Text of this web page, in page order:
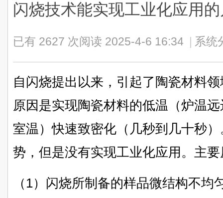
闪烧技术能实现工业化应用
已有 2627 次阅读 2025-4-6 16:34 系统
自闪烧提出以来，引起了陶瓷材料
原因是实现陶瓷材料的低温（炉温
室温）快速致密化（几秒到几十秒
势，但是没有实现工业化应用。主
（1）闪烧所制备的样品微结构不